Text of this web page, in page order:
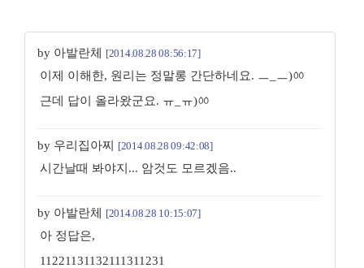
by 아발란체 [2014.08.28 08:56:17]
이제 이해한, 원리는 정말롱 간단하네요. ㅡ_ㅡ)ㆀ
근데 답이 올라왔군요. ㅠ_ㅠ)ㆀ
by 우리집아찌 [2014.08.28 09:42:08]
시간날때 봐야지... 암것도 모르겠음..
by 아발란체 [2014.08.28 10:15:07]
아 정답은,
11221131132111311231